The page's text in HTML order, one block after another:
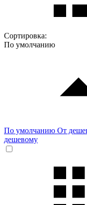
Сортировка:
По умолчанию
По умолчанию От
дешевому